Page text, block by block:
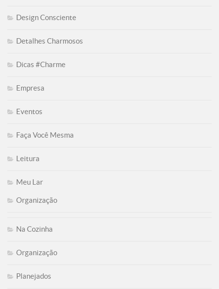
Design Consciente
Detalhes Charmosos
Dicas #Charme
Empresa
Eventos
Faça Você Mesma
Leitura
Meu Lar
Organização
Na Cozinha
Organização
Planejados